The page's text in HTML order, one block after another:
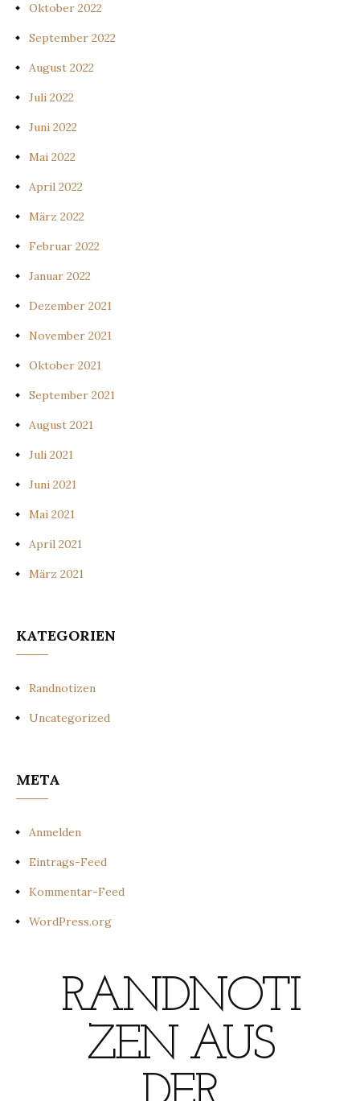
Oktober 2022
September 2022
August 2022
Juli 2022
Juni 2022
Mai 2022
April 2022
März 2022
Februar 2022
Januar 2022
Dezember 2021
November 2021
Oktober 2021
September 2021
August 2021
Juli 2021
Juni 2021
Mai 2021
April 2021
März 2021
KATEGORIEN
Randnotizen
Uncategorized
META
Anmelden
Eintrags-Feed
Kommentar-Feed
WordPress.org
RANDNOTI
ZEN AUS